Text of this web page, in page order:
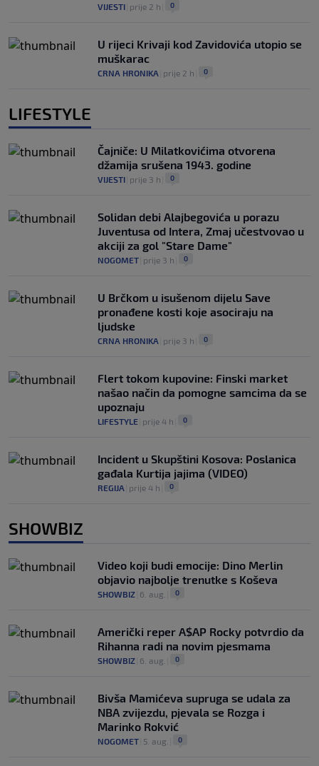
VIJESTI prije 2 h 0
U rijeci Krivaji kod Zavidovića utopio se
muškarac
CRNA HRONIKA prije 2 h 0
LIFESTYLE
Čajniče: U Milatkovićima otvorena
džamija srušena 1943. godine
VIJESTI prije 3 h 0
Solidan debi Alajbegovića u porazu
Juventusa od Intera, Zmaj učestvovao u
akciji za gol "Stare Dame"
NOGOMET prije 3 h 0
U Brčkom u isušenom dijelu Save
pronađene kosti koje asociraju na
ljudske
CRNA HRONIKA prije 3 h 0
Flert tokom kupovine: Finski market
našao način da pomogne samcima da se
upoznaju
LIFESTYLE prije 4 h 0
Incident u Skupštini Kosova: Poslanica
gađala Kurtija jajima (VIDEO)
REGIJA prije 4 h 0
SHOWBIZ
Video koji budi emocije: Dino Merlin
objavio najbolje trenutke s Koševa
SHOWBIZ 6. aug. 0
Američki reper A$AP Rocky potvrdio da
Rihanna radi na novim pjesmama
SHOWBIZ 6. aug. 0
Bivša Mamićeva supruga se udala za
NBA zvijezdu, pjevala se Rozga i
Marinko Rokvić
NOGOMET 5. aug. 0